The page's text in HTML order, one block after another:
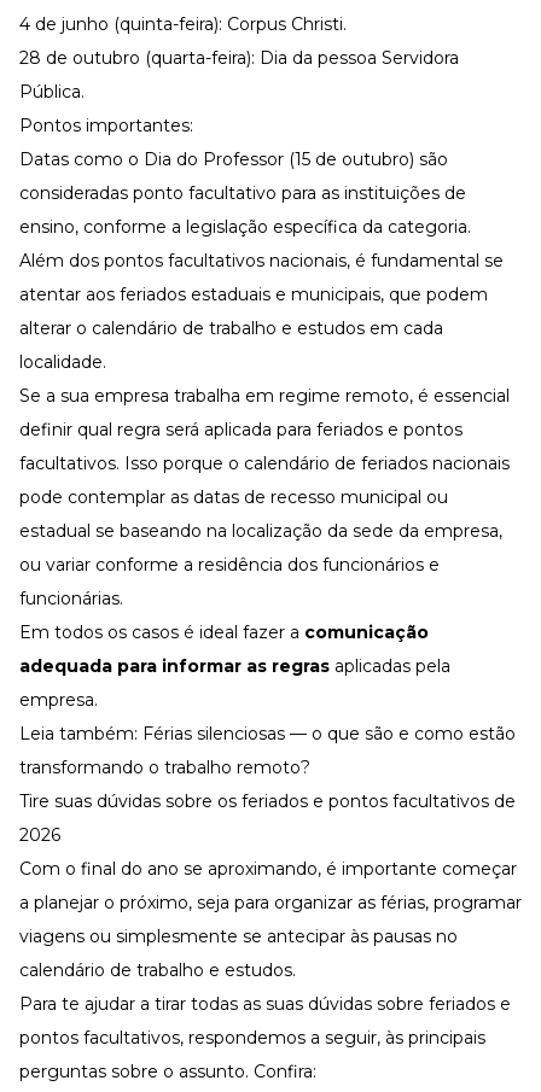
4 de junho (quinta-feira): Corpus Christi.
28 de outubro (quarta-feira): Dia da pessoa Servidora
Pública.
Pontos importantes:
Datas como o Dia do Professor (15 de outubro) são
consideradas ponto facultativo para as instituições de
ensino, conforme a legislação específica da categoria.
Além dos pontos facultativos nacionais, é fundamental se
atentar aos feriados estaduais e municipais, que podem
alterar o calendário de trabalho e estudos em cada
localidade.
Se a sua empresa trabalha em regime remoto, é essencial
definir qual regra será aplicada para feriados e pontos
facultativos. Isso porque o calendário de feriados nacionais
pode contemplar as datas de recesso municipal ou
estadual se baseando na localização da sede da empresa,
ou variar conforme a residência dos funcionários e
funcionárias.
Em todos os casos é ideal fazer a comunicação
adequada para informar as regras aplicadas pela
empresa.
Leia também: Férias silenciosas — o que são e como estão
transformando o trabalho remoto?
Tire suas dúvidas sobre os feriados e pontos facultativos de
2026
Com o final do ano se aproximando, é importante começar
a planejar o próximo, seja para organizar as férias, programar
viagens ou simplesmente se antecipar às pausas no
calendário de trabalho e estudos.
Para te ajudar a tirar todas as suas dúvidas sobre feriados e
pontos facultativos, respondemos a seguir, às principais
perguntas sobre o assunto. Confira: